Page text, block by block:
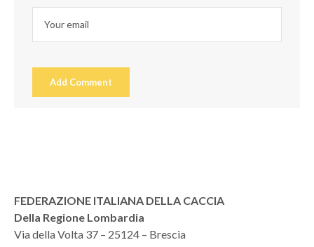
FEDERAZIONE ITALIANA DELLA CACCIA
Della Regione Lombardia
Via della Volta 37 – 25124 – Brescia